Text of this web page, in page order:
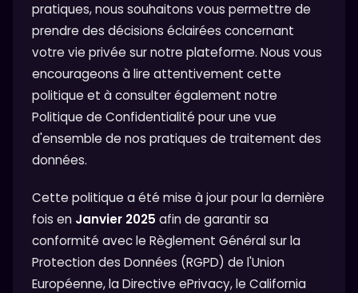
pratiques, nous souhaitons vous permettre de
prendre des décisions éclairées concernant
votre vie privée sur notre plateforme. Nous vous
encourageons à lire attentivement cette
politique et à consulter également notre
Politique de Confidentialité pour une vue
d'ensemble de nos pratiques de traitement des
données.
Cette politique a été mise à jour pour la dernière
fois en Janvier 2025 afin de garantir sa
conformité avec le Règlement Général sur la
Protection des Données (RGPD) de l'Union
Européenne, la Directive ePrivacy, le California